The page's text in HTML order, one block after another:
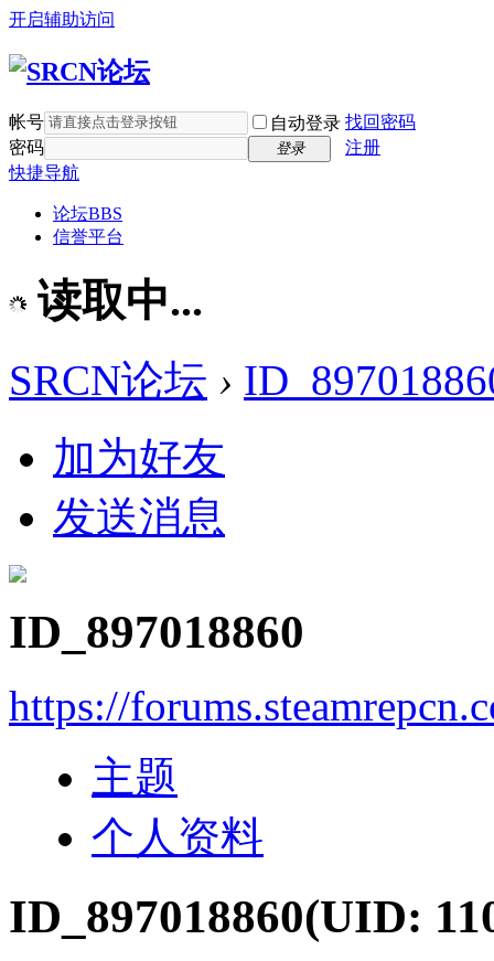
开启辅助访问
帐号 自动登录 找回密码
密码
登录
注册
快捷导航
论坛BBS
信誉平台
读取中...
SRCN论坛 ›
加为好友
发送消息
ID_897018860
https://
主题
个人资料
ID_897018860(UID: